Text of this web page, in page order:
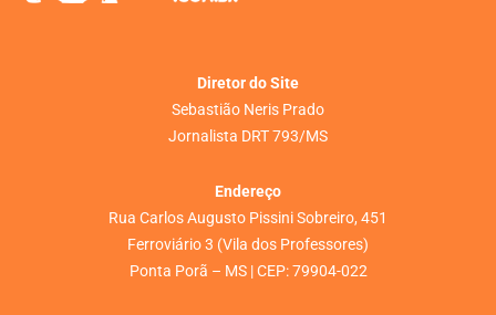
Diretor do Site
Sebastião Neris Prado
Jornalista DRT 793/MS
Endereço
Rua Carlos Augusto Pissini Sobreiro, 451
Ferroviário 3 (Vila dos Professores)
Ponta Porã – MS | CEP: 79904-022